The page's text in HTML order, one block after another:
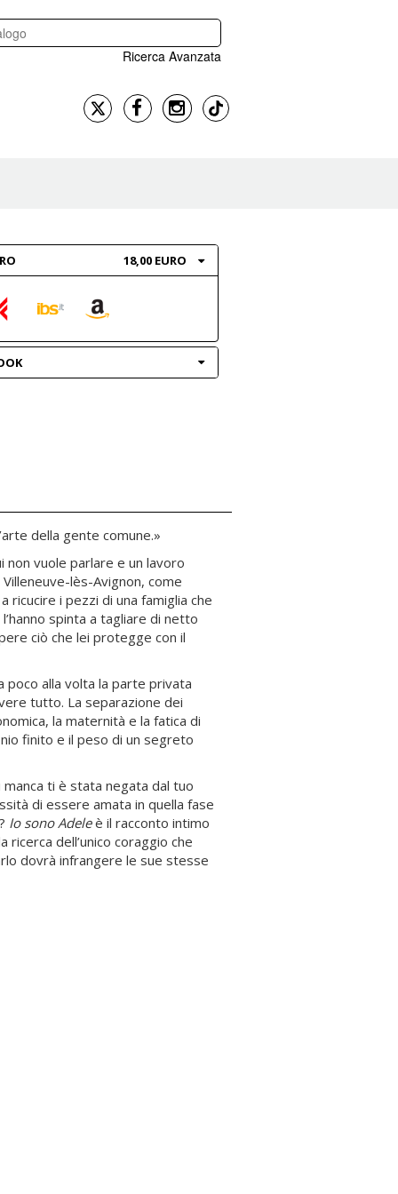
Ricerca Avanzata
18,00 EURO
della gente comune.»
non vuole parlare e un lavoro
lès-Avignon, come
ricucire i pezzi di una famiglia che
spinta a tagliare di netto
ciò che lei protegge con il
poco alla volta la parte privata
tutto. La separazione dei
la maternità e la fatica di
finito e il peso di un segreto
manca ti è stata negata dal tuo
di essere amata in quella fase
Io sono Adeleè il racconto intimo
dell’unico coraggio che
dovrà infrangere le sue stesse